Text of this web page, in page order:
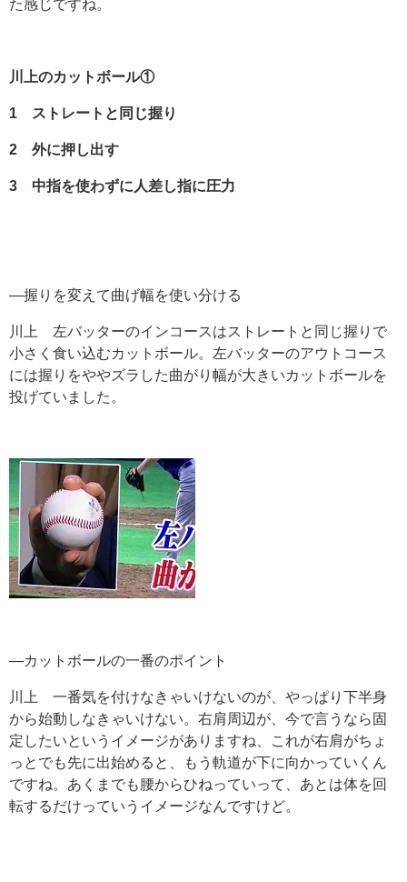
た感じですね。
川上のカットボール①
1 ストレートと同じ握り
2 外に押し出す
3 中指を使わずに人差し指に圧力
―握りを変えて曲げ幅を使い分ける
川上 左バッターのインコースはストレートと同じ握りで
小さく食い込むカットボール。左バッターのアウトコース
には握りをややズラした曲がり幅が大きいカットボールを
投げていました。
―カットボールの一番のポイント
川上 一番気を付けなきゃいけないのが、やっぱり下半身
から始動しなきゃいけない。右肩周辺が、今で言うなら固
定したいというイメージがありますね、これが右肩がちょ
っとでも先に出始めると、もう軌道が下に向かっていくん
ですね。あくまでも腰からひねっていって、あとは体を回
転するだけっていうイメージなんですけど。